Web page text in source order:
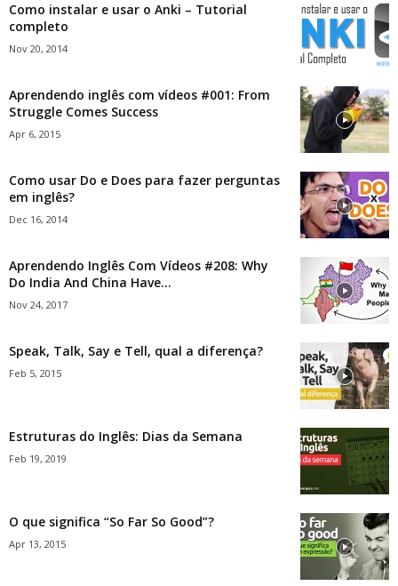
Como instalar e usar o Anki – Tutorial
completo
Nov 20, 2014
Aprendendo inglês com vídeos #001: From
Struggle Comes Success
Apr 6, 2015
Como usar Do e Does para fazer perguntas
em inglês?
Dec 16, 2014
Aprendendo Inglês Com Vídeos #208: Why
Do India And China Have...
Nov 24, 2017
Speak, Talk, Say e Tell, qual a diferença?
Feb 5, 2015
Estruturas do Inglês: Dias da Semana
Feb 19, 2019
O que significa “So Far So Good”?
Apr 13, 2015